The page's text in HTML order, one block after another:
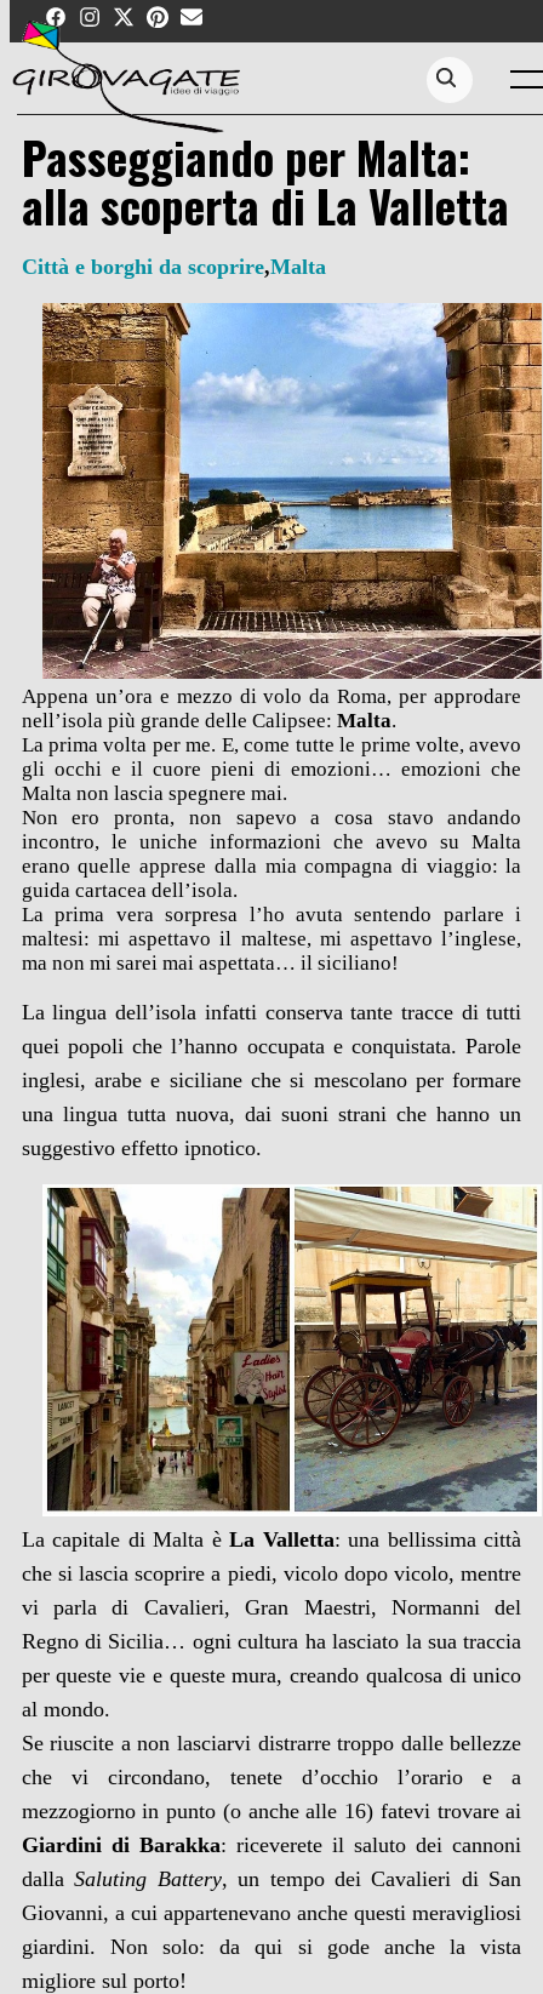
content
Search...
Passeggiando per Malta:
alla scoperta di La Valletta
Città e borghi da scoprire,Malta
Appena un’ora e mezzo di volo da Roma, per approdare
nell’isola più grande delle Calipsee: Malta.
La prima volta per me. E, come tutte le prime volte, avevo
gli occhi e il cuore pieni di emozioni… emozioni che
Malta non lascia spegnere mai.
Non ero pronta, non sapevo a cosa stavo andando
incontro, le uniche informazioni che avevo su Malta
erano quelle apprese dalla mia compagna di viaggio: la
guida cartacea dell’isola.
La prima vera sorpresa l’ho avuta sentendo parlare i
maltesi: mi aspettavo il maltese, mi aspettavo l’inglese,
ma non mi sarei mai aspettata… il siciliano!
La lingua dell’isola infatti conserva tante tracce di tutti
quei popoli che l’hanno occupata e conquistata. Parole
inglesi, arabe e siciliane che si mescolano per formare
una lingua tutta nuova, dai suoni strani che hanno un
suggestivo effetto ipnotico.
La capitale di Malta èLa Valletta: una bellissima città
che si lascia scoprire a piedi, vicolo dopo vicolo, mentre
vi parla di Cavalieri, Gran Maestri, Normanni del
Regno di Sicilia… ogni cultura ha lasciato la sua traccia
per queste vie e queste mura, creando qualcosa di unico
al mondo.
Se riuscite a non lasciarvi distrarre troppo dalle bellezze
che vi circondano, tenete d’occhio l’orario e a
mezzogiorno in punto (o anche alle 16) fatevi trovare ai
Giardini di Barakka: riceverete il saluto dei cannoni
dallaSaluting Battery, un tempo dei Cavalieri di San
Giovanni, a cui appartenevano anche questi meravigliosi
giardini. Non solo: da qui si gode anche la vista
migliore sul porto!